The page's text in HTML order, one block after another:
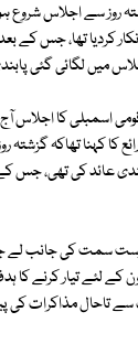
روز سے اجلاس
کردیا تھا، جس
اسمبلی کا اجلاس آج
کا کہنا تھاکہ گزشتہ
عائد کی تھی، جس کے
درست سمت کی جانب
کے لئے تیار کرنے کا
سے تاحال مذاکرات